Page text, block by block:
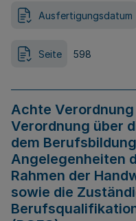
Ausfertigungsdatum
Seite 598
Achte
Verordnung über
dem
Angelegenheiten
Rahmen der
sowie die